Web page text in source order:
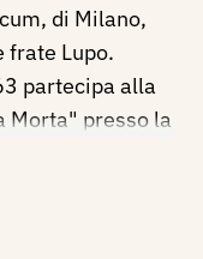
di Milano,
frate Lupo.
partecipa alla
Morta" presso la
Artistico e